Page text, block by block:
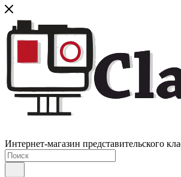
Интернет-магазин представительского